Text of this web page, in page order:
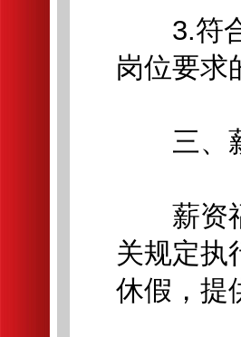
3.符合
岗位要求
三、薪
薪资福
关规定执
休假，提